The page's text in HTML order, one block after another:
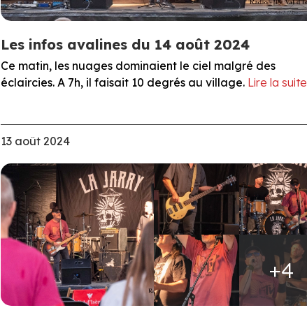
Les infos avalines du 14 août 2024
Ce matin, les nuages dominaient le ciel malgré des
éclaircies. A 7h, il faisait 10 degrés au village. Lire la suite
13 août 2024
+4